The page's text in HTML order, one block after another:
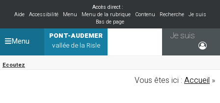
Accès direct :
Aide
Accessibilité Menu Menu de la rubrique Contenu Recherche
Je suis
Bas de page
PONT-AUDEMER
vallée de la Risle
Ecoutez
Je suis
Menu
Vous êtes ici : Accueil »